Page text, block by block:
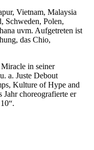
Vietnam, Malaysia
Schweden, Polen,
uvm. Aufgetreten ist
das Chio,
in seiner
a. Juste Debout
Kulture of Hype and
choreografierte er